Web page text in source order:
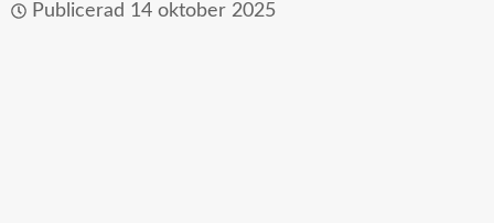
Publicerad 14 oktober 2025